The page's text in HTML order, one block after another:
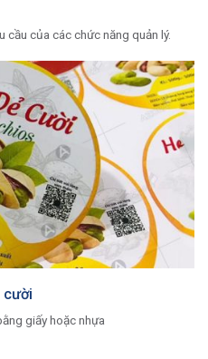
cầu của các chức năng quản lý.
cười
giấy hoặc nhựa